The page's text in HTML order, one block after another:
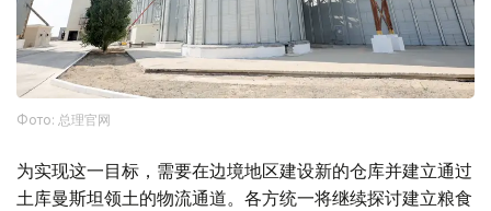
Фото: 总理官网
为实现这一目标，需要在边境地区建设新的仓库并建立通过
土库曼斯坦领土的物流通道。各方统一将继续探讨建立粮食